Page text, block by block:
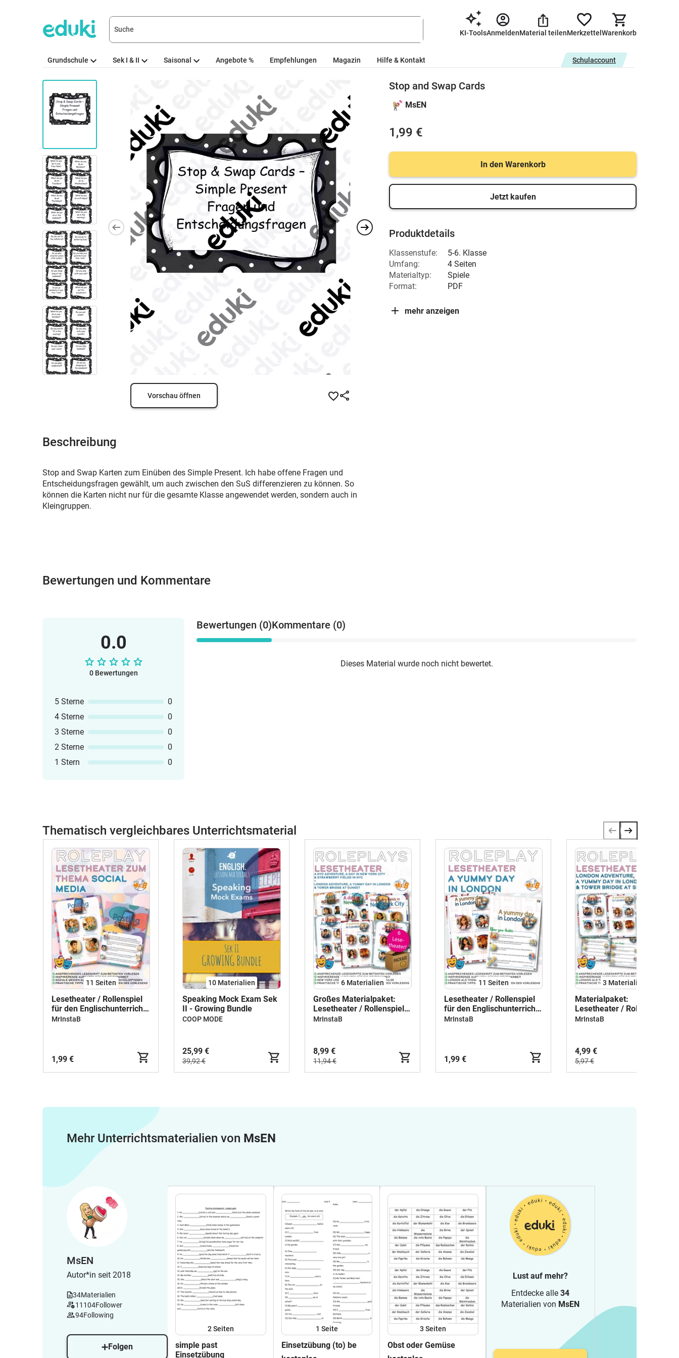
KI-ToolsAnmeldenMaterial teilenMerkzettel Warenkorb
Grundschule Sek I & II Saisonal Angebote % Empfehlungen Magazin Hilfe & Kontakt Schulaccount
Vorschau öffnen
Beschreibung
Stop and Swap Karten zum Einüben des Simple Present. Ich habe offene Fragen und
Entscheidungsfragen gewählt, um auch zwischen den SuS differenzieren zu können. So
können die Karten nicht nur für die gesamte Klasse angewendet werden, sondern auch in
Kleingruppen.
Stop and Swap Cards
MsEN
1,99 €
In den Warenkorb
Jetzt kaufen
Produktdetails
Klassenstufe:
5-6. Klasse
Umfang:
4 Seiten
Materialtyp:
Spiele
Format:
PDF
mehr anzeigen
Bewertungen und Kommentare
0.0
0 Bewertungen
5 Sterne
0
4 Sterne
0
3 Sterne
0
2 Sterne
0
1 Stern
0
Bewertungen (0)Kommentare (0)
Dieses Material wurde noch nicht bewertet.
Thematisch vergleichbares Unterrichtsmaterial
11 Seiten
Lesetheater / Rollenspiel
für den Englischunterricht
"Social Media / Soziale
MrInstaB
1,99 €
10 Materialien
Speaking Mock Exam Sek
II - Growing Bundle
COOP MODE
25,99 €
39,92 €
6 Materialien
Großes Materialpaket:
Lesetheater / Rollenspiel
für den Englischunterricht
MrInstaB
8,99 €
11,94 €
11 Seiten
Lesetheater / Rollenspiel
für den Englischunterricht
"A Yummy Day in London"
MrInstaB
1,99 €
3 Materialien
Materialpaket:
Lesetheater / Rollenspiel
für den Englischunterricht
MrInstaB
4,99 €
5,97 €
Mehr Unterrichtsmaterialien von MsEN
MsEN
Autor*in seit 2018
34Materialien
11104Follower
94Following
Folgen
2Seiten
simple past
Einsetzübung
1 Seite
Einsetzübung (to) be
3 Seiten
Obst oder Gemüse
Lust auf mehr?
Entdecke alle 34
Materialien von MsEN